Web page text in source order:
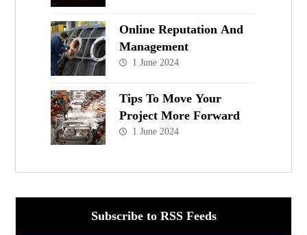
Online Reputation And
Management
1 June 2024
Tips To Move Your
Project More Forward
1 June 2024
Subscribe to RSS Feeds